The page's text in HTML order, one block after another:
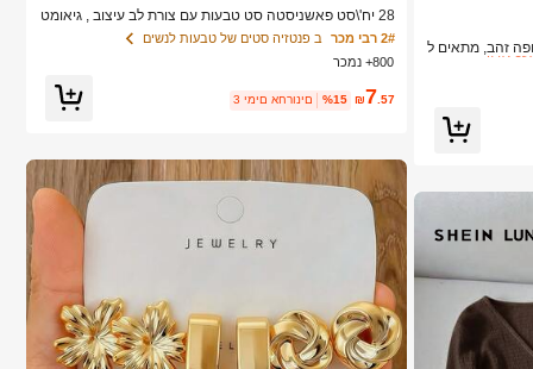
זהב, מתאים ל
28 יח'\סט פאשניסטה סט טבעות עם צורת לב עיצוב , גיאומט
רי סִגְנוֹן ו בוהו אֵלֵמֶנט מִבטָא
2# רבי מכר
ב פנטזיה סטים של טבעות לנשים
800+ נמכר
₪7 .57
%15 3 ימים אחרונים